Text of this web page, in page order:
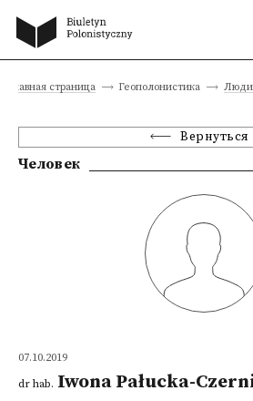
Главная страница Геополонистика Люди
Вернуться
Человек
07.10.2019
dr hab. Iwona Pałucka-